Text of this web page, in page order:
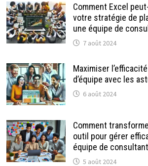
Comment Excel
votre stratégie de
une équipe de
7 août 2024
Maximiser
d’équipe avec les
6 août 2024
Comment
outil pour gérer
équipe de
5 août 2024